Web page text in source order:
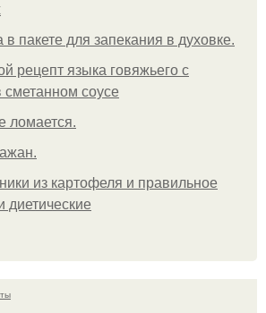
пакете для запекания в духовке.
рецепт языка говяжьего с
соусе
ломается.
из картофеля и правильное
диетические